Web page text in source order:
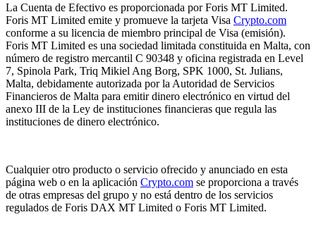
La Cuenta de Efectivo es proporcionada por Foris MT Limited.
Foris MT Limited emite y promueve la tarjeta Visa Crypto.com
conforme a su licencia de miembro principal de Visa (emisión).
Foris MT Limited es una sociedad limitada constituida en Malta, con
número de registro mercantil C 90348 y oficina registrada en Level
7, Spinola Park, Triq Mikiel Ang Borg, SPK 1000, St. Julians,
Malta, debidamente autorizada por la Autoridad de Servicios
Financieros de Malta para emitir dinero electrónico en virtud del
anexo III de la Ley de instituciones financieras que regula las
instituciones de dinero electrónico.
Cualquier otro producto o servicio ofrecido y anunciado en esta
página web o en la aplicación Crypto.com se proporciona a través
de otras empresas del grupo y no está dentro de los servicios
regulados de Foris DAX MT Limited o Foris MT Limited.